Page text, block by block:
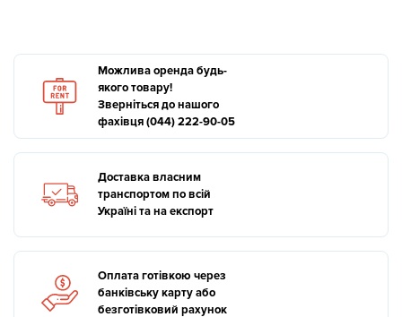
Можлива оренда будь-
якого товару!
Зверніться до нашого
фахівця (044) 222-90-05
Доставка власним
транспортом по всій
Україні та на експорт
Оплата готівкою через
банківську карту або
безготівковий рахунок